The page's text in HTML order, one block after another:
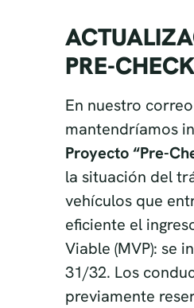
PRE-
En nuestro
mantendríamos
Proyecto “Pre-
la situación del
vehículos que
eficiente el
Viable (MVP): se
31/32. Los
previamente